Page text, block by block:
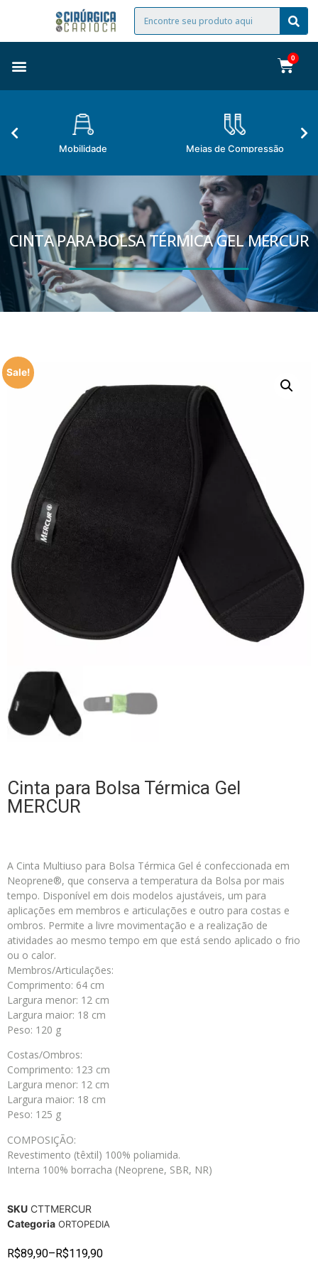
Mobilidade Meias de Compressão
CINTA PARA BOLSA TÉRMICA GEL MERCUR
Sale!
Cinta para Bolsa Térmica Gel
MERCUR
A Cinta Multiuso para Bolsa Térmica Gel é confeccionada em
Neoprene®, que conserva a temperatura da Bolsa por mais
tempo. Disponível em dois modelos ajustáveis, um para
aplicações em membros e articulações e outro para costas e
ombros. Permite a livre movimentação e a realização de
atividades ao mesmo tempo em que está sendo aplicado o frio
ou o calor.
Membros/Articulações:
Comprimento: 64 cm
Largura menor: 12 cm
Largura maior: 18 cm
Peso: 120 g
Costas/Ombros:
Comprimento: 123 cm
Largura menor: 12 cm
Largura maior: 18 cm
Peso: 125 g
COMPOSIÇÃO:
Revestimento (têxtil) 100% poliamida.
Interna 100% borracha (Neoprene, SBR, NR)
SKU CTTMERCUR
Categoria ORTOPEDIA
R$89,90– R$119,90